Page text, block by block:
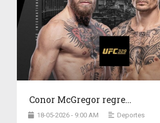
Conor McGregor regre...
18-05-2026 - 9:00 AM Deportes